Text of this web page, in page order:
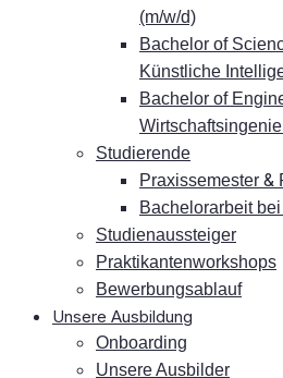
(m/w/d)
Ba­che­lor of
Künst­li­che
Ba­che­lor of
Stu­die­ren­de
Pra­xis­se­mes­ter &
Ba­che­lor­ar­beit
Stu­di­en­aus­stei­ger
Prak­ti­kan­ten­work­shops
Be­wer­bungs­ab­lauf
Un­se­re Ausbildung
On­boar­ding
Un­se­re Ausbilder